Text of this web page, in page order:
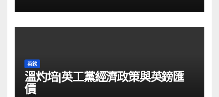
英鎊
溫灼培|英工黨經濟政策與英鎊匯
價